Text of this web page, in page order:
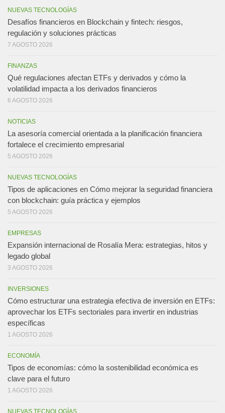
NUEVAS TECNOLOGÍAS
Desafíos financieros en Blockchain y fintech: riesgos,
regulación y soluciones prácticas
7 AGOSTO 2026
FINANZAS
Qué regulaciones afectan ETFs y derivados y cómo la
volatilidad impacta a los derivados financieros
6 AGOSTO 2026
NOTICIAS
La asesoría comercial orientada a la planificación financiera
fortalece el crecimiento empresarial
5 AGOSTO 2026
NUEVAS TECNOLOGÍAS
Tipos de aplicaciones en Cómo mejorar la seguridad financiera
con blockchain: guía práctica y ejemplos
5 AGOSTO 2026
EMPRESAS
Expansión internacional de Rosalía Mera: estrategias, hitos y
legado global
3 AGOSTO 2026
INVERSIONES
Cómo estructurar una estrategia efectiva de inversión en ETFs:
aprovechar los ETFs sectoriales para invertir en industrias
específicas
1 AGOSTO 2026
ECONOMÍA
Tipos de economías: cómo la sostenibilidad económica es
clave para el futuro
1 AGOSTO 2026